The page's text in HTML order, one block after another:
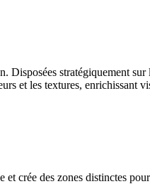
stratégiquement sur
et les textures, enrichissant
crée des zones distinctes